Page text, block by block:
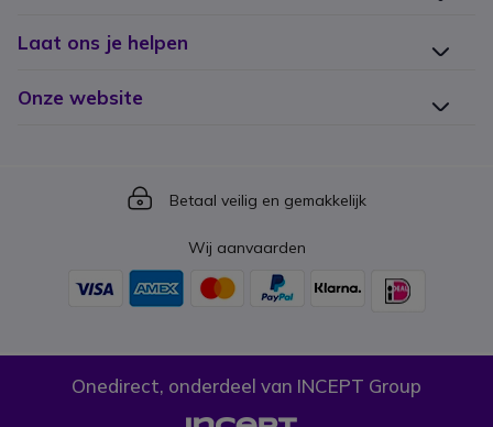
Laat ons je helpen
Onze website
Icon
Betaal veilig en gemakkelijk
Wij aanvaarden
Onedirect, onderdeel van INCEPT Group